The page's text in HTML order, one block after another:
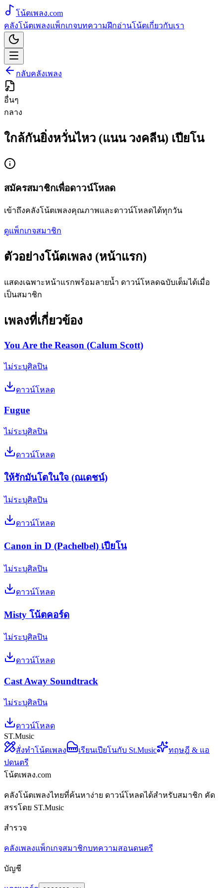
โน้ตเพลง.com
คลังโน้ตเพลงแพ็กเกจบทความฝึกอ่านโน้ตเกี่ยวกับเรา
กลับคลังเพลง
อื่นๆ
กลาง
ใกล้กันยิ่งหวั่นไหว (แนน วงคลีน) เปียโน
สมัครสมาชิกเพื่อดาวน์โหลด
เข้าถึงคลังโน้ตเพลงคุณภาพและดาวน์โหลดได้ทุกวัน
ดูแพ็กเกจสมาชิก
ตัวอย่างโน้ตเพลง (หน้าแรก)
แสดงเฉพาะหน้าแรกพร้อมลายน้ำ ดาวน์โหลดฉบับเต็มได้เมื่อ
เป็นสมาชิก
เพลงที่เกี่ยวข้อง
You Are the Reason (Calum Scott)
ไม่ระบุศิลปิน
ดาวน์โหลด
Fugue
ไม่ระบุศิลปิน
ดาวน์โหลด
ให้รักมันโตในใจ (ณเดชน์)
ไม่ระบุศิลปิน
ดาวน์โหลด
Canon in D (Pachelbel) เปียโน
ไม่ระบุศิลปิน
ดาวน์โหลด
Misty โน้ตคอร์ด
ไม่ระบุศิลปิน
ดาวน์โหลด
Cast Away Soundtrack
ไม่ระบุศิลปิน
ดาวน์โหลด
ST.Music
สั่งทำโน้ตเพลง
เรียนเปียโนกับ St.Music
ทฤษฎี & แอ
ปดนตรี
โน้ตเพลง.com
คลังโน้ตเพลงไทยที่ค้นหาง่าย ดาวน์โหลดได้สำหรับสมาชิก คัด
สรรโดย ST.Music
สำรวจ
คลังเพลงแพ็กเกจสมาชิกบทความสอนดนตรี
บัญชี